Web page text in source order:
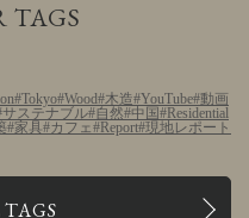
TAGS
Tokyo Wood 木造 YouTube 動画
サステナブル 自然 中国
Residential
家具 カフェ Report 現地レポート